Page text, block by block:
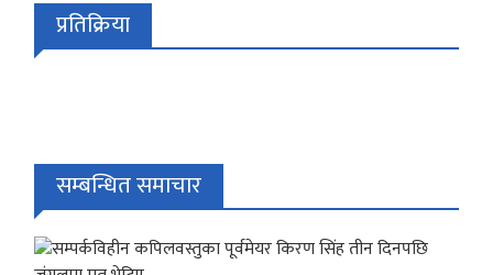
प्रतिक्रिया
सम्बन्धित समाचार